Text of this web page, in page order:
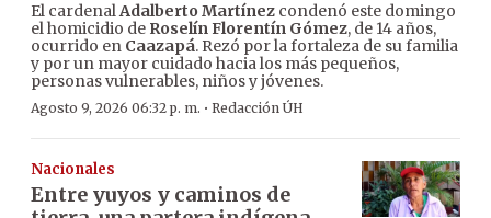
El cardenalAdalberto Martínez condenó este domingo
el homicidio de Roselín Florentín Gómez, de 14 años,
ocurrido en Caazapá. Rezó por la fortaleza de su familia
y por un mayor cuidado hacia los más pequeños,
personas vulnerables, niños y jóvenes.
Agosto 9, 2026 06:32 p. m. · Redacción ÚH
Nacionales
Entre yuyos y caminos de